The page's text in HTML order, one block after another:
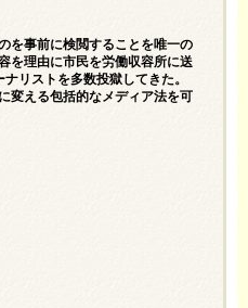
を事前に検閲することを唯一の
を理由に市民を労働収容所に送
リストを多数投獄してきた。
変える包括的なメディア法を可